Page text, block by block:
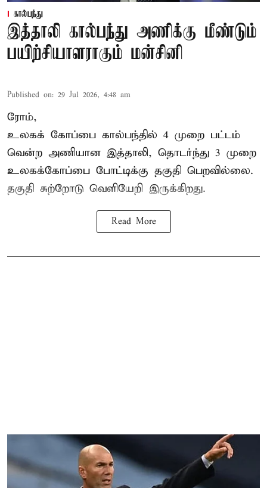
கால்பந்து
இத்தாலி கால்பந்து அணிக்கு மீண்டும்
பயிற்சியாளராகும் மன்சினி
Published on: 29 Jul 2026, 4:48 am
ரோம்,
உலகக் கோப்பை கால்பந்தில் 4 முறை பட்டம்
வென்ற அணியான இத்தாலி, தொடர்ந்து 3 முறை
உலகக்கோப்பை போட்டிக்கு தகுதி பெறவில்லை.
தகுதி சுற்றோடு வெளியேறி இருக்கிறது.
Read More